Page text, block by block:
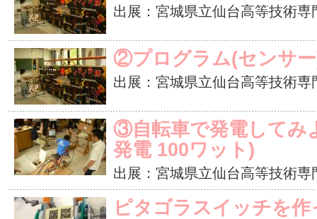
出展：宮城県立仙台高等技術専
②プログラム(センサ
出展：宮城県立仙台高等技術専
③自転車で発電してみ
発電 100ワット)
出展：宮城県立仙台高等技術専
ピタゴラスイッチを